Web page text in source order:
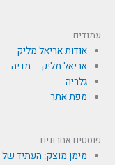
עמודים
אודות אריאל מליק
אריאל מליק – מדיה
גלריה
מפת אתר
פוסטים אחרונים
מימן מוצק: העתיד של